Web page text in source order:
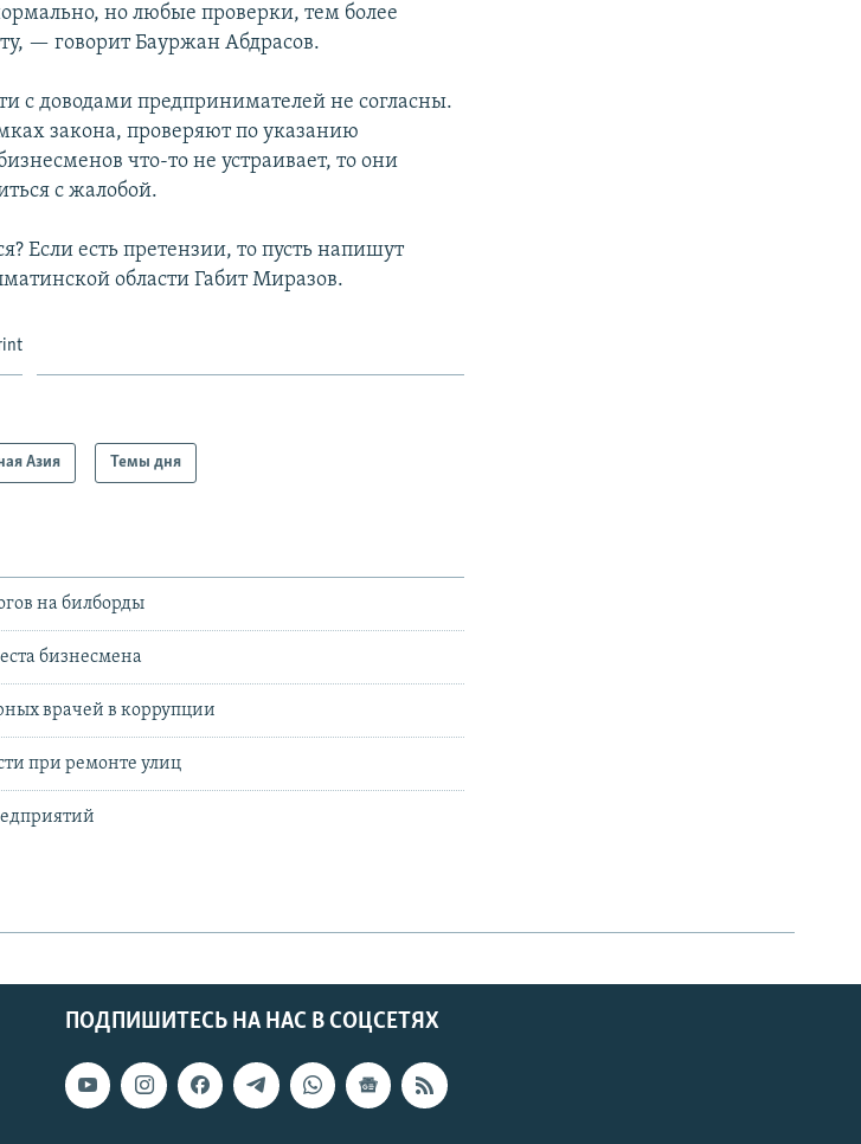
но любые проверки, тем более
— говорит Бауржан Абдрасов.
с доводами предпринимателей не согласны.
закона, проверяют по указанию
что-то не устраивает, то они
с жалобой.
Если есть претензии, то пусть напишут
области Габит Миразов.
Азия Темы дня
на билборды
бизнесмена
врачей в коррупции
при ремонте улиц
ПОДПИШИТЕСЬ НА НАС В СОЦСЕТЯХ